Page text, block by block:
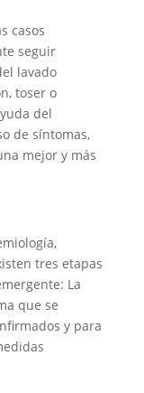
casos
seguir
lavado
toser o
del
de síntomas,
mejor y más
tres etapas
La
que se
y para